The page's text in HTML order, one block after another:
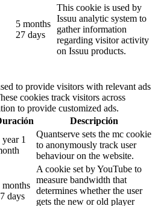
5 months
27 days
This cookie is used by
Issuu analytic system to
gather information
regarding visitor activity
on Issuu products.
to provide visitors with relevant ads
cookies track visitors across
to provide customized ads.
Descripción
year 1
Quantserve sets the mc cookie
to anonymously track user
behaviour on the website.
months
days
A cookie set by YouTube to
measure bandwidth that
determines whether the user
gets the new or old player